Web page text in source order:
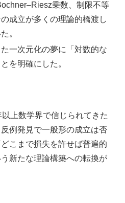
乗数、制限不等
成立が多くの理論的橋渡し
。
一次元化の夢に「対数的な
を明確にした。
上数学界で信じられてきた
例発見で一般形の成立は否
こまで損失を許せば普遍的
新たな理論構築への転換が